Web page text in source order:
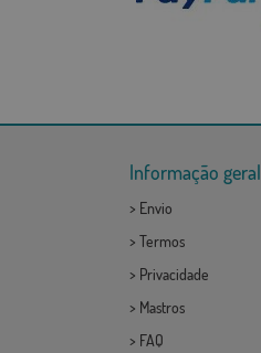
Informação geral
> Envio
> Termos
> Privacidade
> Mastros
> FAQ